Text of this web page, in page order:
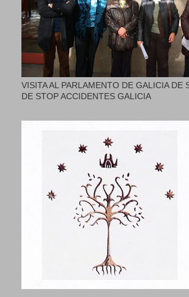
VISITA AL PARLAMENTO DE GALICIA DE
DE STOP ACCIDENTES GALICIA